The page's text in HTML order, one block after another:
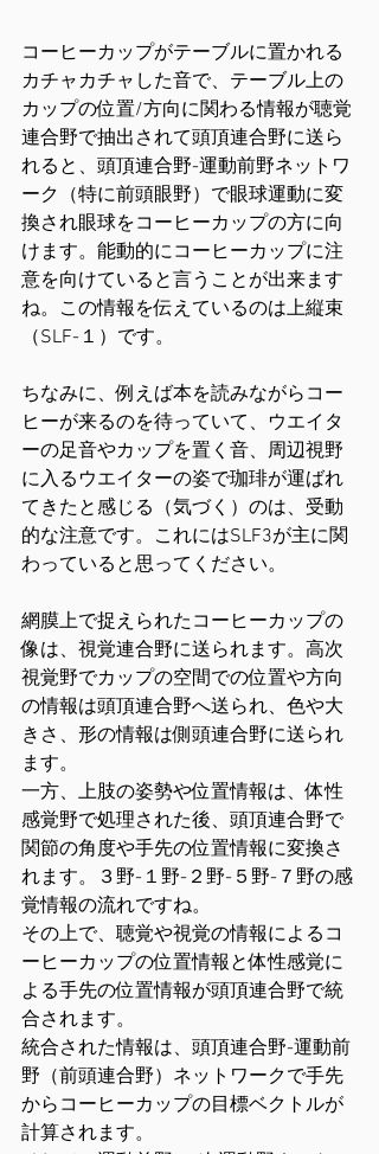
コーヒーカップがテーブルに置かれる
カチャカチャした音で、テーブル上の
カップの位置/方向に関わる情報が聴覚
連合野で抽出されて頭頂連合野に送ら
れると、頭頂連合野-運動前野ネットワ
ーク（特に前頭眼野）で眼球運動に変
換され眼球をコーヒーカップの方に向
けます。能動的にコーヒーカップに注
意を向けていると言うことが出来ます
ね。この情報を伝えているのは上縦束
（SLF-１）です。
ちなみに、例えば本を読みながらコー
ヒーが来るのを待っていて、ウエイタ
ーの足音やカップを置く音、周辺視野
に入るウエイターの姿で珈琲が運ばれ
てきたと感じる（気づく）のは、受動
的な注意です。これにはSLF3が主に関
わっていると思ってください。
網膜上で捉えられたコーヒーカップの
像は、視覚連合野に送られます。高次
視覚野でカップの空間での位置や方向
の情報は頭頂連合野へ送られ、色や大
きさ、形の情報は側頭連合野に送られ
ます。
一方、上肢の姿勢や位置情報は、体性
感覚野で処理された後、頭頂連合野で
関節の角度や手先の位置情報に変換さ
れます。３野-１野-２野-５野-７野の感
覚情報の流れですね。
その上で、聴覚や視覚の情報によるコ
ーヒーカップの位置情報と体性感覚に
よる手先の位置情報が頭頂連合野で統
合されます。
統合された情報は、頭頂連合野-運動前
野（前頭連合野）ネットワークで手先
からコーヒーカップの目標ベクトルが
計算されます。